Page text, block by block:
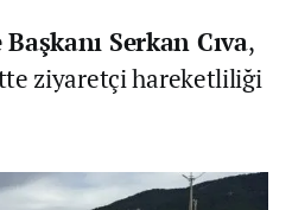
Serkan Cıva,
ziyaretçi hareketliliği